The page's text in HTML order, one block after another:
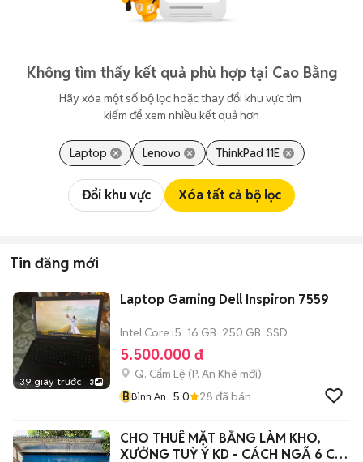
Không tìm thấy kết quả phù hợp tại Cao Bằng
Hãy xóa một số bộ lọc hoặc thay đổi khu vực tìm
kiếm để xem nhiều kết quả hơn
Laptop Lenovo ThinkPad 11E
Đổi khu vực Xóa tất cả bộ lọc
Tin đăng mới
39 giây trước 3
Laptop Gaming Dell Inspiron 7559
Intel Core i5 16 GB 250 GB SSD
5.500.000 đ
Q. Cẩm Lệ (P. An Khê mới)
BBình An 5.0 28 đã bán
CHO THUÊ MẶT BẰNG LÀM KHO,
XƯỞNG TUỲ Ý KD - CÁCH NGÃ 6 CHỈ